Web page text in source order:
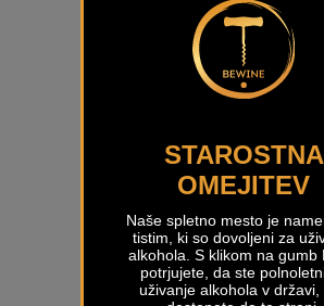
STAROSTNA
OMEJITEV
Naše spletno mesto je
tistim, ki so dovoljeni za
alkohola. S klikom na gumb
potrjujete, da ste
uživanje alkohola v državi,
€14,50